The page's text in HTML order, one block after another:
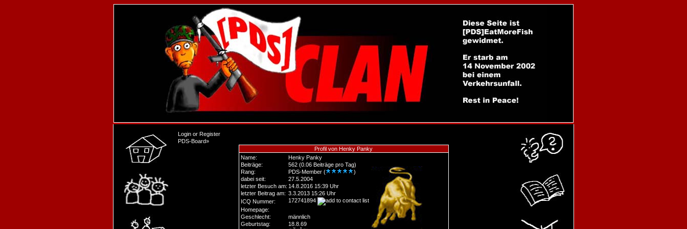
Login or Register
PDS-Board»
Profil von Henky Panky
Name:
Henky Panky
Beiträge:
562 (0.06 Beiträge pro Tag)
Rang:
PDS-Member (
)
dabei seit:
27.5.2004
letzter Besuch am: 14.8.2016 15:39 Uhr
letzter Beitrag am: 3.3.2013 15:26 Uhr
ICQ Nummer:
172741894
Homepage:
Geschlecht:
männlich
Geburtstag:
18.8.69